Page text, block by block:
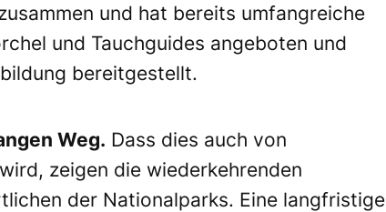
und hat bereits umfangreiche
und Tauchguides angeboten und
bereitgestellt.
Weg. Dass dies auch von
zeigen die wiederkehrenden
der Nationalparks. Eine langfristige